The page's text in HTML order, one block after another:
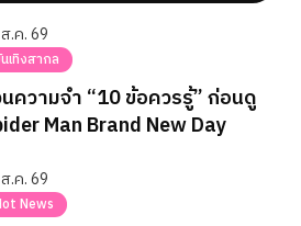
.ค. 69
เทิงสากล
ความจำ “10 ข้อควรรู้” ก่อนดู
Man Brand New Day
.ค. 69
News